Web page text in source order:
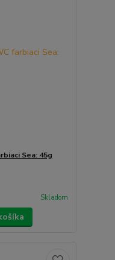
Sea: 45g
Skladom